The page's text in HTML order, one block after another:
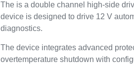
The is a double channel high-side
device is designed to drive 12 V
diagnostics.
The device integrates advanced
overtemperature shutdown with